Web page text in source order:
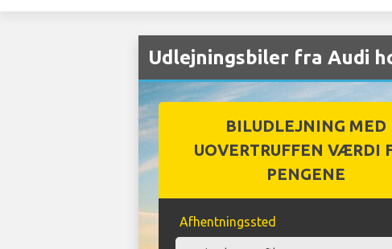
Udlejningsbiler fra Audi
BILUDLEJNING MED
UOVERTRUFFEN VÆRDI
PENGENE
Afhentningssted